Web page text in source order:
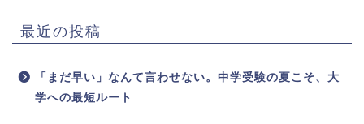
最近の投稿
「まだ早い」なんて言わせない。中学受験の夏こそ、大
学への最短ルート